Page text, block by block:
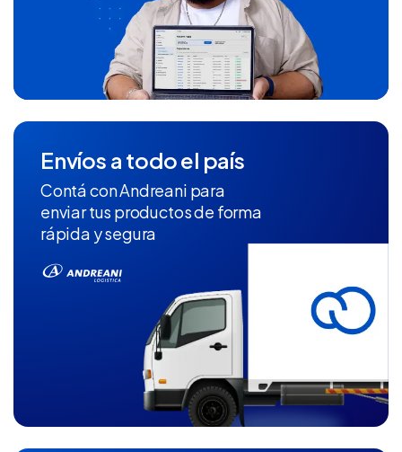
Envíos a todo el país
Contá con Andreani para
enviar tus productos de forma
rápida y segura